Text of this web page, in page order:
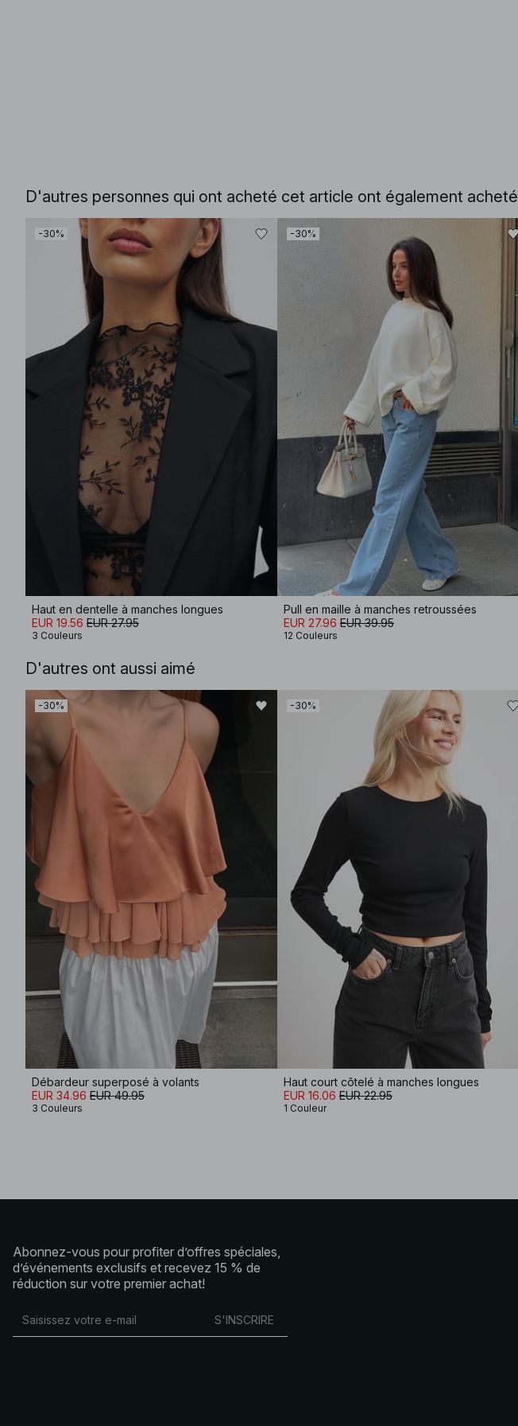
D'autres personnes qui ont acheté cet article ont également acheté
-30%
Haut en dentelle à manches longues
EUR 19.56 EUR 27.95
3 Couleurs
-30%
Pull en maille à manches retroussées
EUR 27.96 EUR 39.95
12 Couleurs
D'autres ont aussi aimé
-30%
Débardeur superposé à volants
EUR 34.96 EUR 49.95
3 Couleurs
-30%
Haut court côtelé à manches longues
EUR 16.06 EUR 22.95
1 Couleur
Abonnez-vous pour profiter d’offres spéciales,
d’événements exclusifs et recevez 15 % de
réduction sur votre premier achat!
S'INSCRIRE